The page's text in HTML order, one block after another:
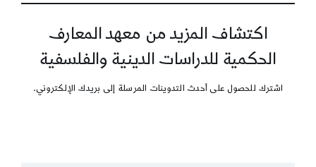
اكتشاف المزيد من معهد المعارف
الحكمية للدراسات الدينية والفلسفية
اشترك للحصول على أحدث التدوينات المرسلة إلى بريدك الإلكتروني.